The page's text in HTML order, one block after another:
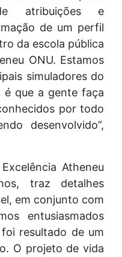
atribuições e
de um perfil
da escola pública
ONU. Estamos
simuladores do
é que a gente faça
por todo
desenvolvido”,
Atheneu
traz detalhes
em conjunto com
entusiasmados
resultado de um
O projeto de vida